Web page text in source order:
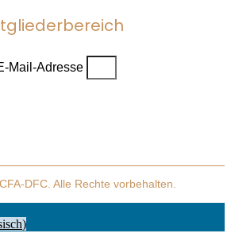
Mail-Adresse
DFC. Alle Rechte vorbehalten.
)